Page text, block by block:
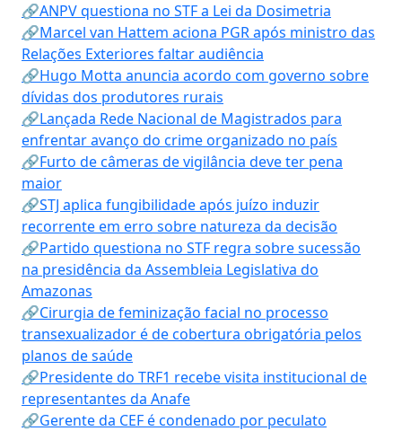
🔗ANPV questiona no STF a Lei da Dosimetria
🔗Marcel van Hattem aciona PGR após ministro das
Relações Exteriores faltar audiência
🔗Hugo Motta anuncia acordo com governo sobre
dívidas dos produtores rurais
🔗Lançada Rede Nacional de Magistrados para
enfrentar avanço do crime organizado no país
🔗Furto de câmeras de vigilância deve ter pena
maior
🔗STJ aplica fungibilidade após juízo induzir
recorrente em erro sobre natureza da decisão
🔗Partido questiona no STF regra sobre sucessão
na presidência da Assembleia Legislativa do
Amazonas
🔗Cirurgia de feminização facial no processo
transexualizador é de cobertura obrigatória pelos
planos de saúde
🔗Presidente do TRF1 recebe visita institucional de
representantes da Anafe
🔗Gerente da CEF é condenado por peculato